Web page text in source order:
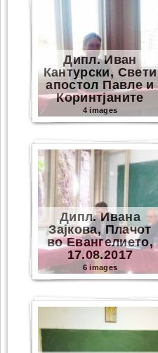
Дипл. Иван
Кантурски, Свети
апостол Павле и
Коринтјаните
4 images
Дипл. Ивана
Зајкова, Плачот
во Евангелието,
17.08.2017
6 images